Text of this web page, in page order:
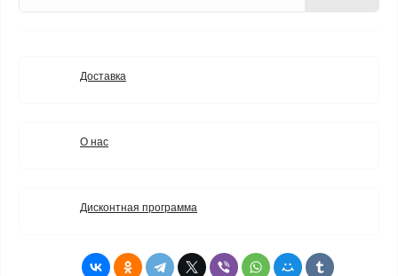
Доставка
О нас
Дисконтная программа